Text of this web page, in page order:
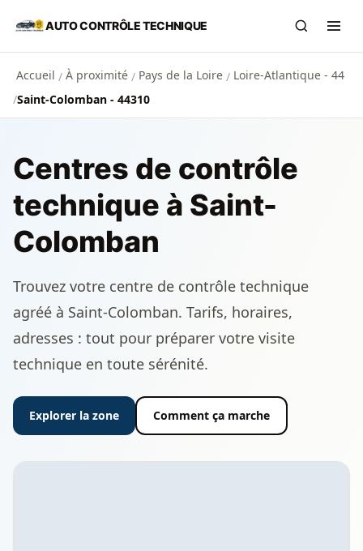
Aller au contenu principal
AUTO CONTRÔLE TECHNIQUE
Accueil / À proximité / Pays de la Loire / Loire-Atlantique - 44
/Saint-Colomban - 44310
Centres de contrôle
technique à Saint-
Colomban
Trouvez votre centre de contrôle technique
agréé à Saint-Colomban. Tarifs, horaires,
adresses : tout pour préparer votre visite
technique en toute sérénité.
Explorer la zone Comment ça marche